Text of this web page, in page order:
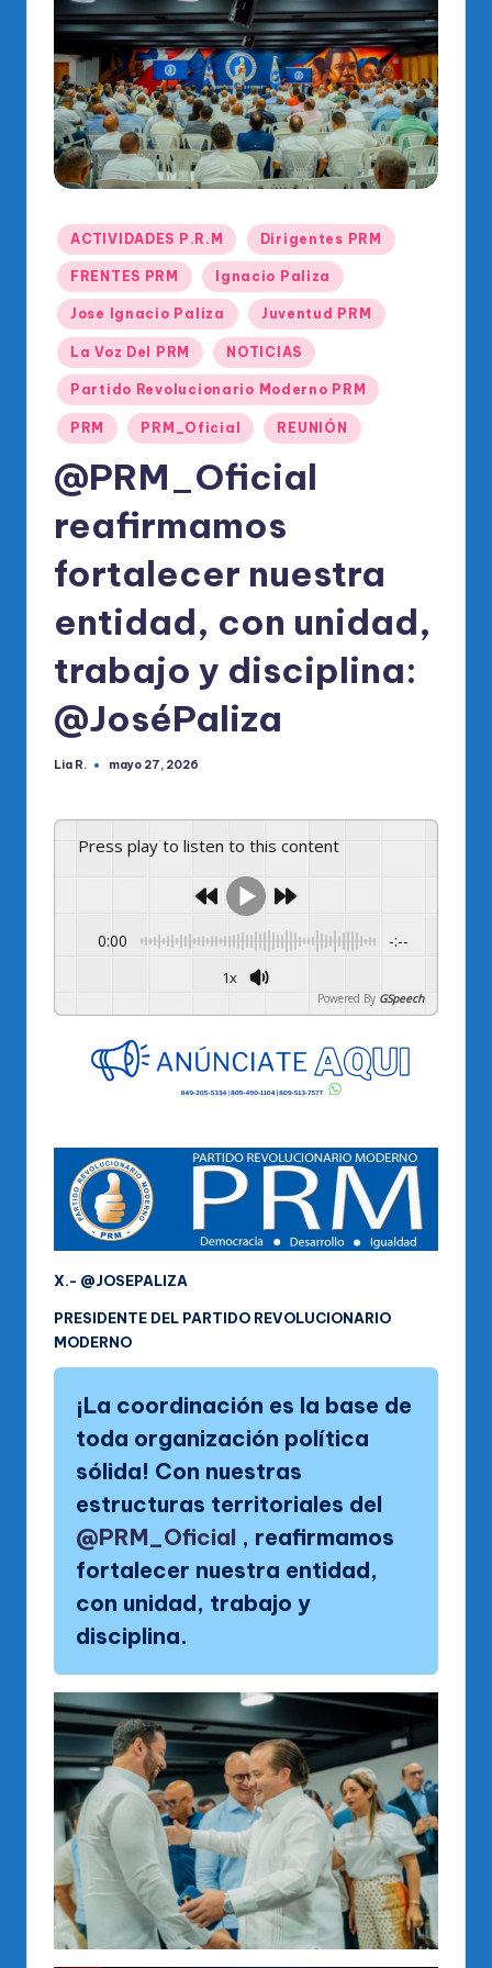
di
o
O
fi
al
el
M
Publicado
en
ACTIVIDADES P.R.M Dirigentes PRM
FRENTES PRM Ignacio Paliza
Jose Ignacio Paliza Juventud PRM
La Voz Del PRM NOTICIAS
Partido Revolucionario Moderno PRM
PRM PRM_Oficial REUNIÓN
@PRM_Oficial
reafirmamos
fortalecer nuestra
entidad, con unidad,
trabajo y disciplina:
@JoséPaliza
Publicado
Lia R. mayo 27, 2026
Press play to listen to this content
0:00 -:--
1x
Powered By GSpeech
X.- @JOSEPALIZA
PRESIDENTE DEL PARTIDO REVOLUCIONARIO
MODERNO
¡La coordinación es la base de
toda organización política
sólida! Con nuestras
estructuras territoriales del
@PRM_Oficial , reafirmamos
fortalecer nuestra entidad,
con unidad, trabajo y
disciplina.